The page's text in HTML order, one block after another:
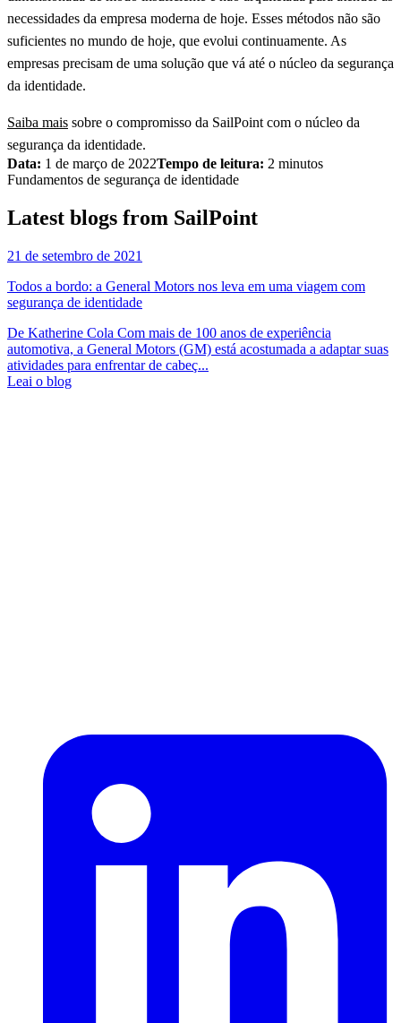
necessidades da empresa moderna de hoje. Esses métodos não são
suficientes no mundo de hoje, que evolui continuamente. As
empresas precisam de uma solução que vá até o núcleo da segurança
da identidade.
Saiba mais sobre o compromisso da SailPoint com o núcleo da
segurança da identidade.
Data: 1 de março de 2022Tempo de leitura: 2 minutos
Fundamentos de segurança de identidade
Latest blogs from SailPoint
21 de setembro de 2021
Todos a bordo: a General Motors nos leva em uma viagem com
segurança de identidade
De Katherine Cola Com mais de 100 anos de experiência
automotiva, a General Motors (GM) está acostumada a adaptar suas
atividades para enfrentar de cabeç...
Leai o blog